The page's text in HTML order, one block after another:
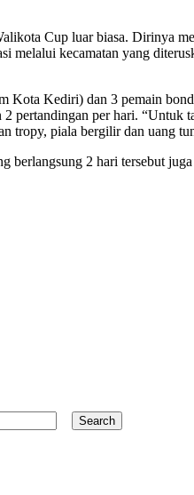
Cup luar biasa. Dirinya
kecamatan yang
Kota Kediri) dan 3 pemain
pertandingan per hari.
tropy, piala bergilir dan uang
2 hari tersebut